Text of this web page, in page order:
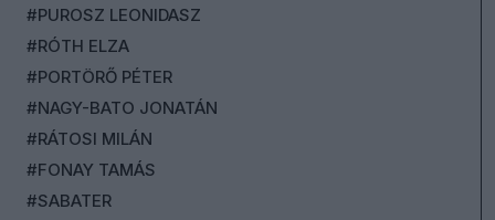
#PUROSZ LEONIDASZ
#RÓTH ELZA
#PORTÖRŐ PÉTER
#NAGY-BATO JONATÁN
#RÁTOSI MILÁN
#FONAY TAMÁS
#SABATER